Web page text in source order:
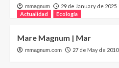
mmagnum 29 de January de 2025
Actualidad Ecología
Mare Magnum | Mar
mmagnum.com 27 de May de 2010